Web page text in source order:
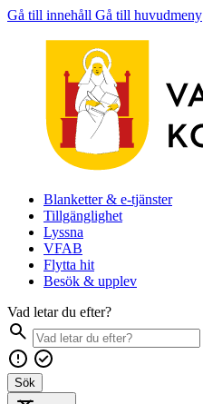
Gå till innehåll Gå till huvudmeny
Blanketter & e-tjänster
Tillgänglighet
Lyssna
VFAB
Flytta hit
Besök & upplev
Vad letar du efter?
Sök